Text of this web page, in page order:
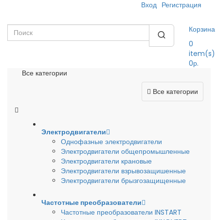
Вход Регистрация
Корзина
0
item(s)
0р.
Все категории
Все категории
Электродвигатели
Однофазные электродвигатели
Электродвигатели общепромышленные
Электродвигатели крановые
Электродвигатели взрывозащишенные
Электродвигатели брызгозащищенные
Частотные преобразователи
Частотные преобразователи INSTART